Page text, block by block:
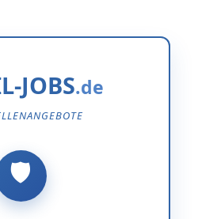
JOBS